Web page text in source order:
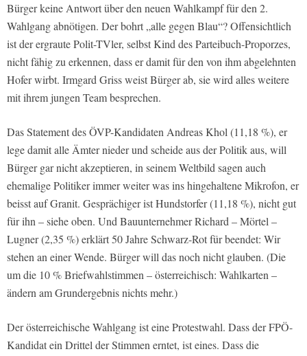
Bürger keine Antwort über den neuen Wahlkampf für den 2.
Wahlgang abnötigen. Der bohrt „alle gegen Blau“? Offensichtlich
ist der ergraute Polit-TVler, selbst Kind des Parteibuch-Proporzes,
nicht fähig zu erkennen, dass er damit für den von ihm abgelehnten
Hofer wirbt. Irmgard Griss weist Bürger ab, sie wird alles weitere
mit ihrem jungen Team besprechen.
Das Statement des ÖVP-Kandidaten Andreas Khol (11,18 %), er
lege damit alle Ämter nieder und scheide aus der Politik aus, will
Bürger gar nicht akzeptieren, in seinem Weltbild sagen auch
ehemalige Politiker immer weiter was ins hingehaltene Mikrofon, er
beisst auf Granit. Gesprächiger ist Hundstorfer (11,18 %), nicht gut
für ihn – siehe oben. Und Bauunternehmer Richard – Mörtel –
Lugner (2,35 %) erklärt 50 Jahre Schwarz-Rot für beendet: Wir
stehen an einer Wende. Bürger will das noch nicht glauben. (Die
um die 10 % Briefwahlstimmen – österreichisch: Wahlkarten –
ändern am Grundergebnis nichts mehr.)
Der österreichische Wahlgang ist eine Protestwahl. Dass der FPÖ-
Kandidat ein Drittel der Stimmen erntet, ist eines. Dass die